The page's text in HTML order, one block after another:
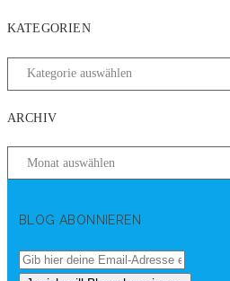
KATEGORIEN
ARCHIV
BLOG ABONNIEREN